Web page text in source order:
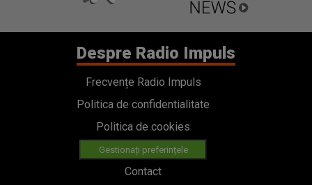
Despre Radio Impuls
Frecvențe Radio Impuls
Politica de confidentialitate
Politica de cookies
Gestionați preferințele
Contact